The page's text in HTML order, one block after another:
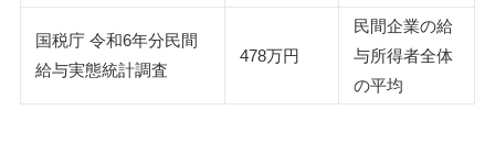
国税庁 令和6年分民間
給与実態統計調査
478万円
民間企業の給
与所得者全体
の平均